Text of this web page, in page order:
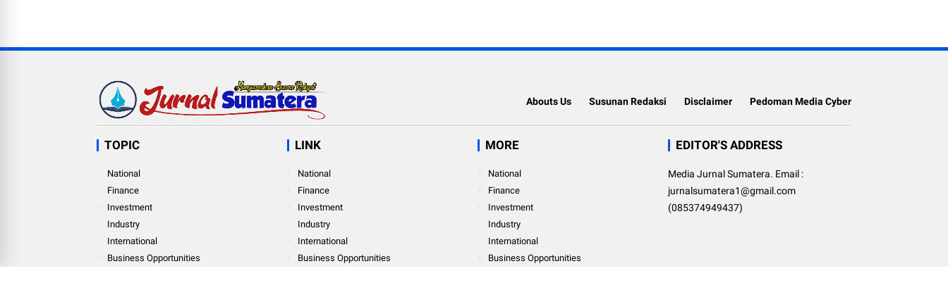
SILAHKAN KLIK WHATSAPP KAMI
Abouts Us Susunan Redaksi Disclaimer Pedoman Media Cyber
TOPIC
National
Finance
Investment
Industry
International
Business Opportunities
LINK
National
Finance
Investment
Industry
International
Business Opportunities
MORE
National
Finance
Investment
Industry
International
Business Opportunities
EDITOR'S ADDRESS
Media Jurnal Sumatera. Email :
jurnalsumatera1@gmail.com
(085374949437)